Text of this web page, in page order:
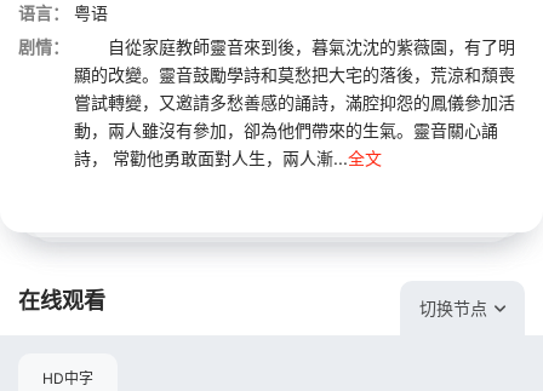
语言：
粤语
剧情：
自從家庭教師靈音來到後，暮氣沈沈的紫薇園，有了明
顯的改變。靈音鼓勵學詩和莫愁把大宅的落後，荒涼和頹喪
嘗試轉變，又邀請多愁善感的誦詩，滿腔抑怨的鳳儀參加活
動，兩人雖沒有參加，卻為他們帶來的生氣。靈音關心誦
詩， 常勸他勇敢面對人生，兩人漸...全文
在线观看 切换节点
HD中字